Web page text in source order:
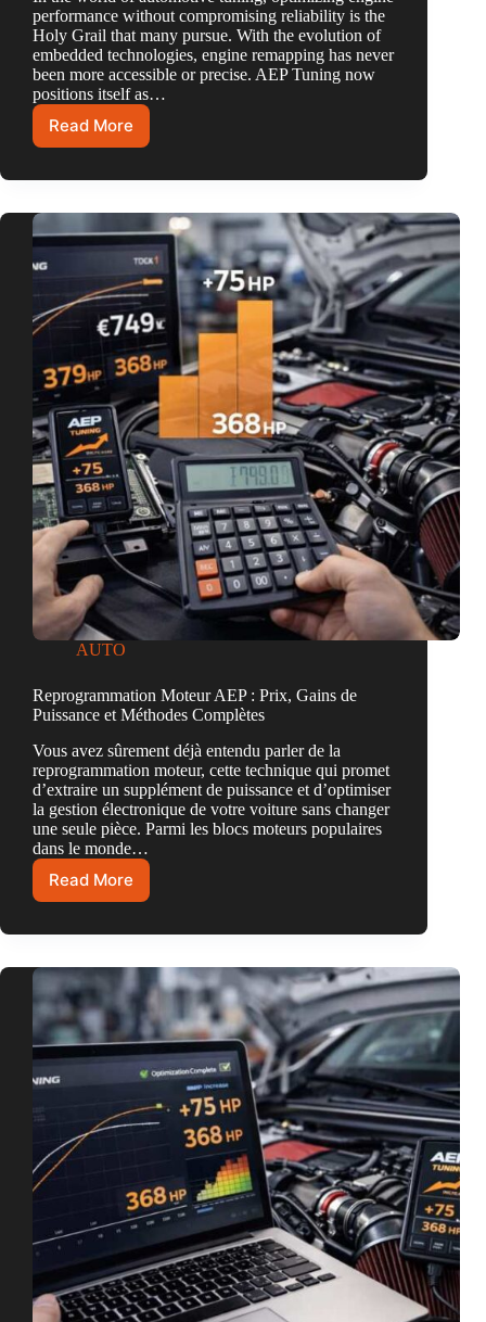
performance without compromising reliability is the
Holy Grail that many pursue. With the evolution of
embedded technologies, engine remapping has never
been more accessible or precise. AEP Tuning now
positions itself as…
Read More
AEP
Tuning
:
Complet
de
Reprogrammation
Moteur
AUTO
Reprogrammation Moteur AEP : Prix, Gains de
Puissance et Méthodes Complètes
Vous avez sûrement déjà entendu parler de la
reprogrammation moteur, cette technique qui promet
d’extraire un supplément de puissance et d’optimiser
la gestion électronique de votre voiture sans changer
une seule pièce. Parmi les blocs moteurs populaires
dans le monde…
Read MoreReprogrammation
Moteur
AEP
Prix,
Gains
de
Puissance
et
Méthodes